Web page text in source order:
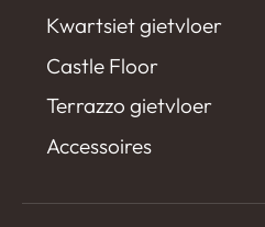
Kwartsiet gietvloer
Castle Floor
Terrazzo gietvloer
Accessoires